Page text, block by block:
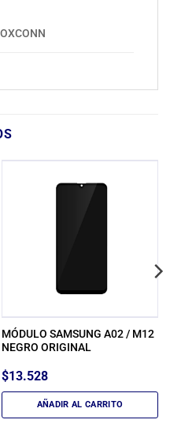
MÓDULO SAMSUNG A02 / M12
NEGRO ORIGINAL
$13.528
AÑADIR AL CARRITO